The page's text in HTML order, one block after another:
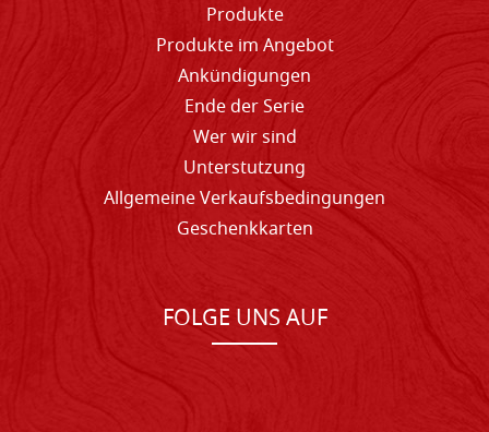
Produkte
Produkte im Angebot
Ankündigungen
Ende der Serie
Wer wir sind
Unterstutzung
Allgemeine Verkaufsbedingungen
Geschenkkarten
FOLGE UNS AUF